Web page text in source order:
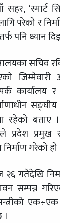
‘स्मार्ट
परेको र
पनि ध्यान
सचिव
कार्यालय
सङ्घीय
रहेको
प्रदेश प्रमुख
गरेको हो
गतेदेखि
सम्पन्न